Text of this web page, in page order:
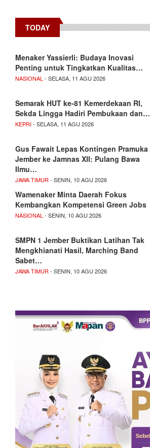
TODAY
Menaker Yassierli: Budaya Inovasi
Penting untuk Tingkatkan Kualitas…
NASIONAL- SELASA, 11 AGU 2026
Semarak HUT ke-81 Kemerdekaan RI,
Sekda Lingga Hadiri Pembukaan dan…
KEPRI- SELASA, 11 AGU 2026
Gus Fawait Lepas Kontingen Pramuka
Jember ke Jamnas XII: Pulang Bawa
Ilmu…
JAWA TIMUR- SENIN, 10 AGU 2026
Wamenaker Minta Daerah Fokus
Kembangkan Kompetensi Green Jobs
NASIONAL- SENIN, 10 AGU 2026
SMPN 1 Jember Buktikan Latihan Tak
Mengkhianati Hasil, Marching Band
Sabet…
JAWA TIMUR- SENIN, 10 AGU 2026